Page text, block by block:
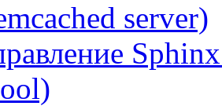
server)